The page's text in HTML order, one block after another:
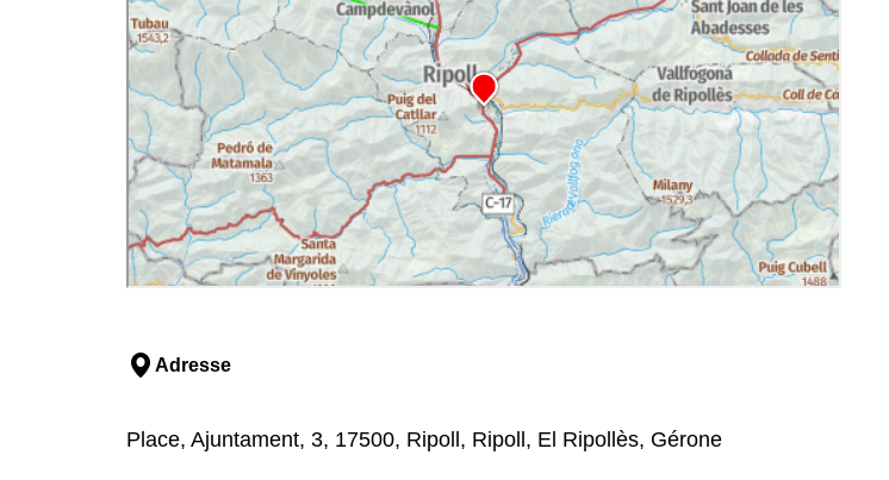
Adresse
Place, Ajuntament, 3, 17500, Ripoll, Ripoll, El Ripollès, Gérone